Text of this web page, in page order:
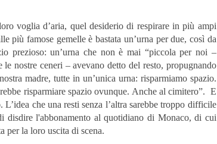
voglia d’aria, quel desiderio di respirare in più ampi
più famose gemelle è bastata un’urna per due, così da
prezioso: un’urna che non è mai “piccola per noi –
nostre ceneri – avevano detto del resto, propugnando
madre, tutte in un’unica urna: risparmiamo spazio.
risparmiare spazio ovunque. Anche al cimitero”. E
che una resti senza l’altra sarebbe troppo difficile
disdire l'abbonamento al quotidiano di Monaco, di cui
per la loro uscita di scena.